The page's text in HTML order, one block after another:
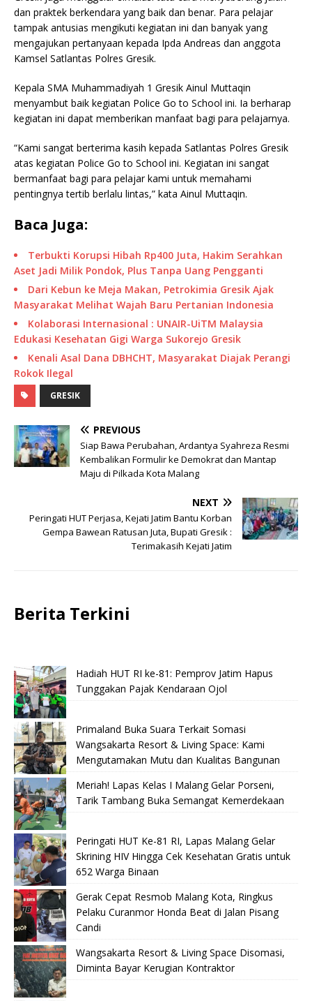
dan praktek berkendara yang baik dan benar. Para pelajar
tampak antusias mengikuti kegiatan ini dan banyak yang
mengajukan pertanyaan kepada Ipda Andreas dan anggota
Kamsel Satlantas Polres Gresik.
Kepala SMA Muhammadiyah 1 Gresik Ainul Muttaqin
menyambut baik kegiatan Police Go to School ini. Ia berharap
kegiatan ini dapat memberikan manfaat bagi para pelajarnya.
“Kami sangat berterima kasih kepada Satlantas Polres Gresik
atas kegiatan Police Go to School ini. Kegiatan ini sangat
bermanfaat bagi para pelajar kami untuk memahami
pentingnya tertib berlalu lintas,” kata Ainul Muttaqin.
Baca Juga:
Terbukti Korupsi Hibah Rp400 Juta, Hakim Serahkan
Aset Jadi Milik Pondok, Plus Tanpa Uang Pengganti
Dari Kebun ke Meja Makan, Petrokimia Gresik Ajak
Masyarakat Melihat Wajah Baru Pertanian Indonesia
Kolaborasi Internasional : UNAIR-UiTM Malaysia
Edukasi Kesehatan Gigi Warga Sukorejo Gresik
Kenali Asal Dana DBHCHT, Masyarakat Diajak Perangi
Rokok Ilegal
GRESIK
PREVIOUS
Siap Bawa Perubahan, Ardantya Syahreza Resmi
Kembalikan Formulir ke Demokrat dan Mantap
Maju di Pilkada Kota Malang
NEXT
Peringati HUT Perjasa, Kejati Jatim Bantu Korban
Gempa Bawean Ratusan Juta, Bupati Gresik :
Terimakasih Kejati Jatim
Berita Terkini
Hadiah HUT RI ke-81: Pemprov Jatim Hapus
Tunggakan Pajak Kendaraan Ojol
Primaland Buka Suara Terkait Somasi
Wangsakarta Resort & Living Space: Kami
Mengutamakan Mutu dan Kualitas Bangunan
Meriah! Lapas Kelas I Malang Gelar Porseni,
Tarik Tambang Buka Semangat Kemerdekaan
Peringati HUT Ke-81 RI, Lapas Malang Gelar
Skrining HIV Hingga Cek Kesehatan Gratis untuk
652 Warga Binaan
Gerak Cepat Resmob Malang Kota, Ringkus
Pelaku Curanmor Honda Beat di Jalan Pisang
Candi
Wangsakarta Resort & Living Space Disomasi,
Diminta Bayar Kerugian Kontraktor